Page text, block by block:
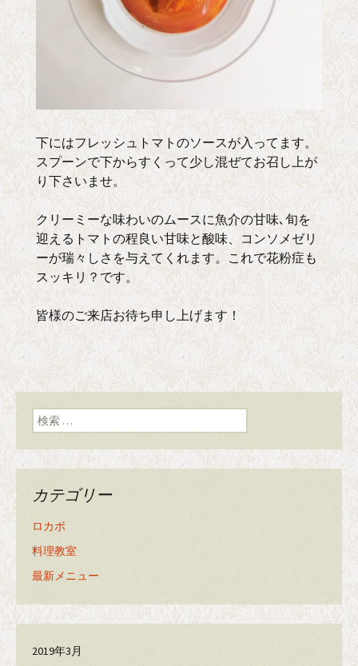
下にはフレッシュトマトのソースが入ってます。
スプーンで下からすくって少し混ぜてお召し上が
り下さいませ。
クリーミーな味わいのムースに魚介の甘味､旬を
迎えるトマトの程良い甘味と酸味、コンソメゼリ
ーが瑞々しさを与えてくれます。これで花粉症も
スッキリ？です。
皆様のご来店お待ち申し上げます！
検索:
カテゴリー
ロカボ
料理教室
最新メニュー
2019年3月